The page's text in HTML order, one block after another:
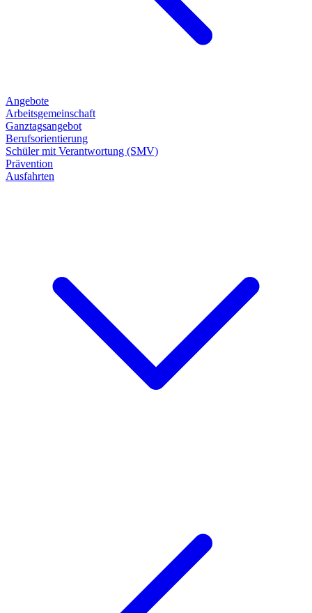
Angebote
Arbeitsgemeinschaft
Ganztagsangebot
Berufsorientierung
Schüler mit Verantwortung (SMV)
Prävention
Ausfahrten